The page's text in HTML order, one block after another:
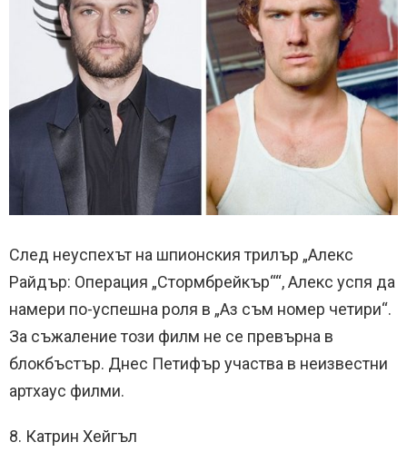
След неуспехът на шпионския трилър „Алекс
Райдър: Операция „Стормбрейкър““, Алекс успя да
намери по-успешна роля в „Аз съм номер четири“.
За съжаление този филм не се превърна в
блокбъстър. Днес Петифър участва в неизвестни
артхаус филми.
8. Катрин Хейгъл